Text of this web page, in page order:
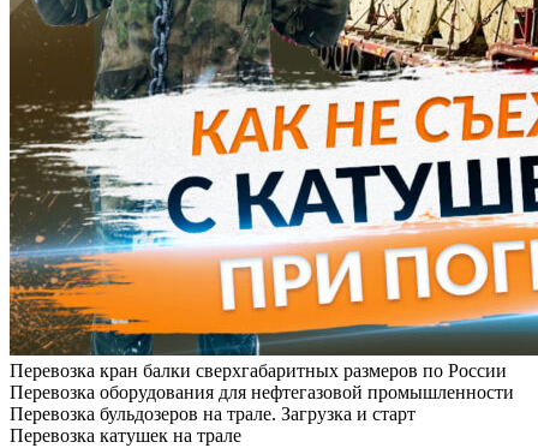
Перевозка кран балки сверхгабаритных размеров по России
Перевозка оборудования для нефтегазовой промышленности
Перевозка бульдозеров на трале. Загрузка и старт
Перевозка катушек на трале